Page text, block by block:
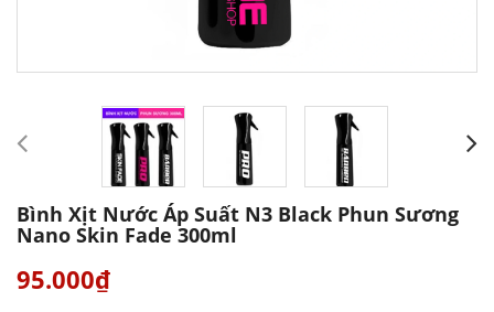
Bình Xịt Nước Áp Suất N3 Black Phun Sương
Nano Skin Fade 300ml
95.000₫